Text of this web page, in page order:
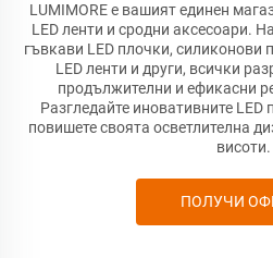
LUMIMORE е вашият единен
LED ленти и сродни аксесоари.
гъвкави LED плочки, силиконови
LED ленти и други, всички
продължителни и ефикасни
Разгледайте иновативните LED
повишете своята осветлителна
висоти.
ПОЛУЧИ